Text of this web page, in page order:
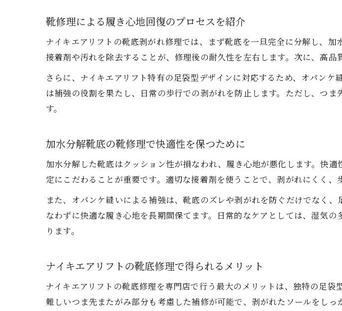
靴修理による履き心地回復のプロセスを紹介
ナイキエアリフトの靴底剥がれ修理では、まず靴底を一旦完全に分解し、
接着剤や汚れを除去することが、修理後の耐久性を左右します。次に、高
さらに、ナイキエアリフト特有の足袋型デザインに対応するため、オパン
は補強の役割を果たし、日常の歩行での剥がれを防止します。ただし、つ
す。
加水分解靴底の靴修理で快適性を保つために
加水分解した靴底はクッション性が損なわれ、履き心地が悪化します。快
定にこだわることが重要です。適切な接着剤を使うことで、剥がれにくく、
また、オパンケ縫いによる補強は、靴底のズレや剥がれを防ぐだけでなく
なわずに快適な履き心地を長期間保てます。日常的なケアとしては、湿気
ります。
ナイキエアリフトの靴底修理で得られるメリット
ナイキエアリフトの靴底修理を専門店で行う最大のメリットは、独特の足
難しいつま先またがみ部分も考慮した補修が可能で、剥がれたソールをしっ